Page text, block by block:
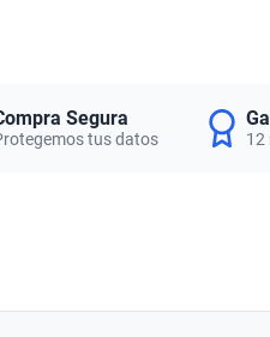
Segura
tus datos 12